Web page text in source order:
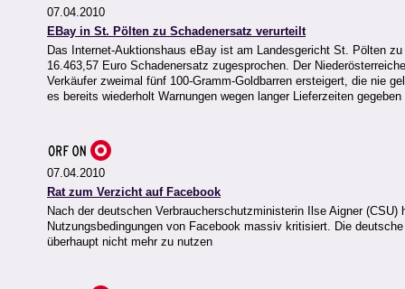
07.04.2010
EBay in St. Pölten zu Schadenersatz verurteilt
Das Internet-Auktionshaus eBay ist am Landesgericht St. Pölten
16.463,57 Euro Schadenersatz zugesprochen. Der
Verkäufer zweimal fünf 100-Gramm-Goldbarren ersteigert, die nie
es bereits wiederholt Warnungen wegen langer Lieferzeiten gegeben
07.04.2010
Rat zum Verzicht auf Facebook
Nach der deutschen Verbraucherschutzministerin Ilse Aigner
Nutzungsbedingungen von Facebook massiv kritisiert. Die
überhaupt nicht mehr zu nutzen